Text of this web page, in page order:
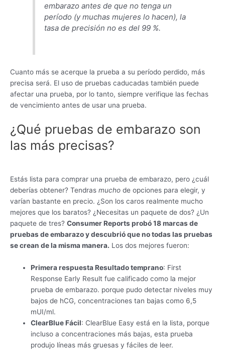
embarazo antes de que no tenga un
período (y muchas mujeres lo hacen), la
tasa de precisión no es del 99 %.
Cuanto más se acerque la prueba a su período perdido, más
precisa será. El uso de pruebas caducadas también puede
afectar una prueba, por lo tanto, siempre verifique las fechas
de vencimiento antes de usar una prueba.
¿Qué pruebas de embarazo son
las más precisas?
Estás lista para comprar una prueba de embarazo, pero ¿cuál
deberías obtener? Tendras mucho de opciones para elegir, y
varían bastante en precio. ¿Son los caros realmente mucho
mejores que los baratos? ¿Necesitas un paquete de dos? ¿Un
paquete de tres? Consumer Reports probó 18 marcas de
pruebas de embarazo y descubrió que no todas las pruebas
se crean de la misma manera. Los dos mejores fueron:
Primera respuesta Resultado temprano: First
Response Early Result fue calificado como la mejor
prueba de embarazo. porque pudo detectar niveles muy
bajos de hCG, concentraciones tan bajas como 6,5
mUI/ml.
ClearBlue Fácil: ClearBlue Easy está en la lista, porque
incluso a concentraciones más bajas, esta prueba
produjo líneas más gruesas y fáciles de leer.